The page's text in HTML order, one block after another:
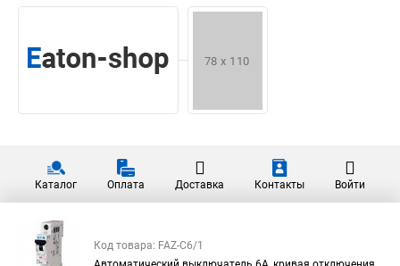
Каталог Оплата Доставка Контакты Войти
Код товара: FAZ-C6/1